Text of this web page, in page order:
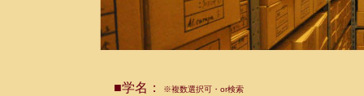
■学名： ※複数選択可・or検索